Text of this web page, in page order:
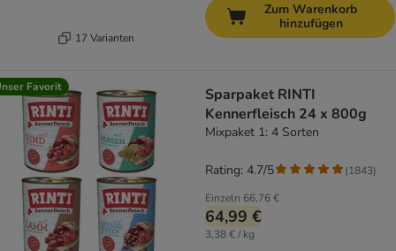
17 Varianten
Zum Warenkorb
hinzufügen
Favorit
Sparpaket RINTI
Kennerfleisch 24 x 800g
Mixpaket 1: 4 Sorten
Einzeln 66,76 €
64,99 €
3,38 € / kg
Rating: 4.7/5 (1843)